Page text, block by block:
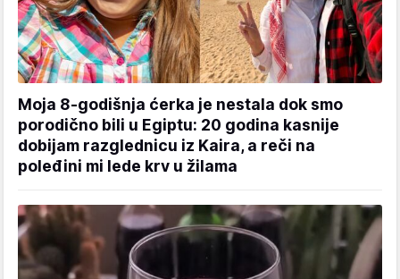
Moja 8-godišnja ćerka je nestala dok smo
porodično bili u Egiptu: 20 godina kasnije
dobijam razglednicu iz Kaira, a reči na
poleđini mi lede krv u žilama